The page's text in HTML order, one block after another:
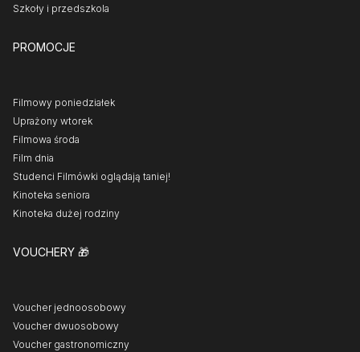
Szkoły i przedszkola
PROMOCJE
Filmowy poniedziałek
Uprażony wtorek
Filmowa środa
Film dnia
Studenci Filmówki oglądają taniej!
Kinoteka seniora
Kinoteka dużej rodziny
VOUCHERY 🎁
Voucher jednoosobowy
Voucher dwuosobowy
Voucher gastronomiczny